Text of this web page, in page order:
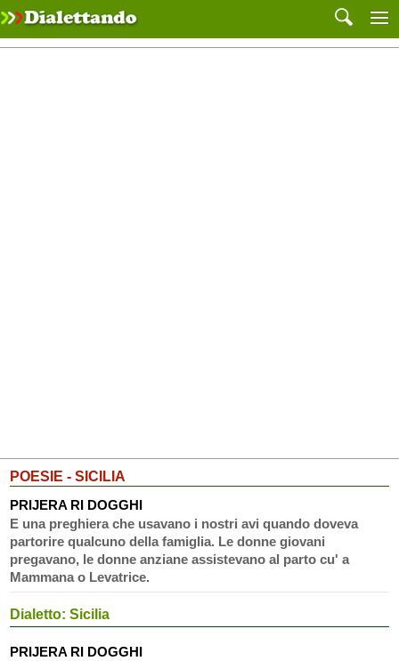
POESIE - SICILIA
PRIJERA RI DOGGHI
E una preghiera che usavano i nostri avi quando doveva
partorire qualcuno della famiglia. Le donne giovani
pregavano, le donne anziane assistevano al parto cu' a
Mammana o Levatrice.
Dialetto: Sicilia
PRIJERA RI DOGGHI